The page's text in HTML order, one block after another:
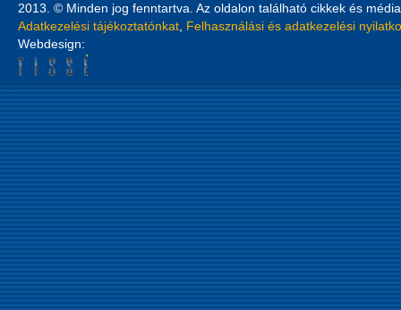
2013. © Minden jog fenntartva. Az oldalon található cikkek és
Adatkezelési tájékoztatónkat Felhasználási és adatkezelési
Webdesign: